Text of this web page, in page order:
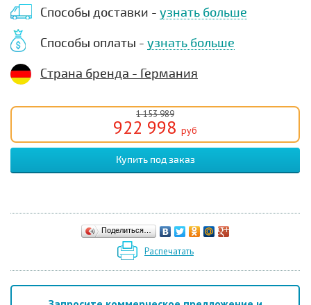
Способы доставки - узнать больше
Способы оплаты - узнать больше
Страна бренда - Германия
1 153 989
922 998 руб
Поделиться…
Распечатать